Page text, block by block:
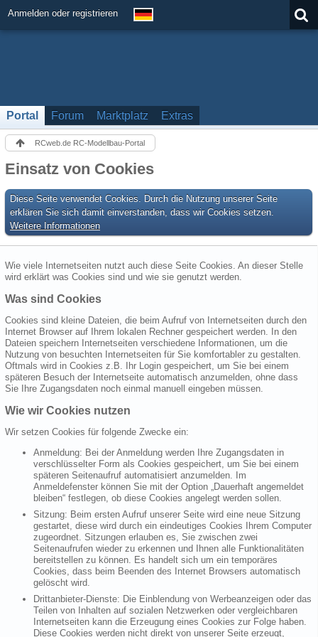
Anmelden oder registrieren
Portal Forum Marktplatz Extras
RCweb.de RC-Modellbau-Portal
Einsatz von Cookies
Diese Seite verwendet Cookies. Durch die Nutzung unserer Seite
erklären Sie sich damit einverstanden, dass wir Cookies setzen.
Weitere Informationen
Wie viele Internetseiten nutzt auch diese Seite Cookies. An dieser Stelle
wird erklärt was Cookies sind und wie sie genutzt werden.
Was sind Cookies
Cookies sind kleine Dateien, die beim Aufruf von Internetseiten durch den
Internet Browser auf Ihrem lokalen Rechner gespeichert werden. In den
Dateien speichern Internetseiten verschiedene Informationen, um die
Nutzung von besuchten Internetseiten für Sie komfortabler zu gestalten.
Oftmals wird in Cookies z.B. Ihr Login gespeichert, um Sie bei einem
späteren Besuch der Internetseite automatisch anzumelden, ohne dass
Sie Ihre Zugangsdaten noch einmal manuell eingeben müssen.
Wie wir Cookies nutzen
Wir setzen Cookies für folgende Zwecke ein:
Anmeldung: Bei der Anmeldung werden Ihre Zugangsdaten in
verschlüsselter Form als Cookies gespeichert, um Sie bei einem
späteren Seitenaufruf automatisiert anzumelden. Im
Anmeldefenster können Sie mit der Option „Dauerhaft angemeldet
bleiben“ festlegen, ob diese Cookies angelegt werden sollen.
Sitzung: Beim ersten Aufruf unserer Seite wird eine neue Sitzung
gestartet, diese wird durch ein eindeutiges Cookies Ihrem Computer
zugeordnet. Sitzungen erlauben es, Sie zwischen zwei
Seitenaufrufen wieder zu erkennen und Ihnen alle Funktionalitäten
bereitstellen zu können. Es handelt sich um ein temporäres
Cookies, dass beim Beenden des Internet Browsers automatisch
gelöscht wird.
Drittanbieter-Dienste: Die Einblendung von Werbeanzeigen oder das
Teilen von Inhalten auf sozialen Netzwerken oder vergleichbaren
Internetseiten kann die Erzeugung eines Cookies zur Folge haben.
Diese Cookies werden nicht direkt von unserer Seite erzeugt,